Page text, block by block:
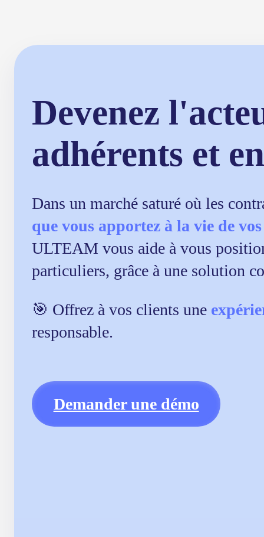
Devenez
adhérents et
Dans un marché saturé où les
que vous apportez à la vie de
ULTEAM vous aide à vous
particuliers, grâce à une solution
🎯 Offrez à vos clients une
responsable.
Demander une démo